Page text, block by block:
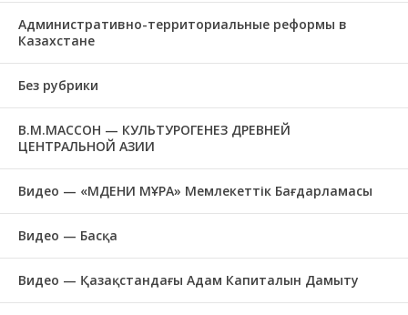
Административно-территориальные реформы в
Казахстане
Без рубрики
В.М.МАССОН — КУЛЬТУРОГЕНЕЗ ДРЕВНЕЙ
ЦЕНТРАЛЬНОЙ АЗИИ
Видео — «МӘДЕНИ МҰРА» Мемлекеттік Бағдарламасы
Видео — Басқа
Видео — Қазақстандағы Адам Капиталын Дамыту